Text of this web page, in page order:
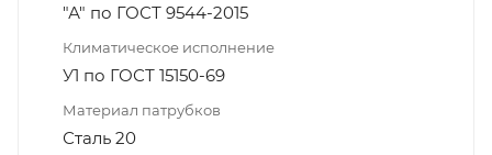
"А" по ГОСТ 9544-2015
Климатическое исполнение
У1 по ГОСТ 15150-69
Материал патрубков
Сталь 20